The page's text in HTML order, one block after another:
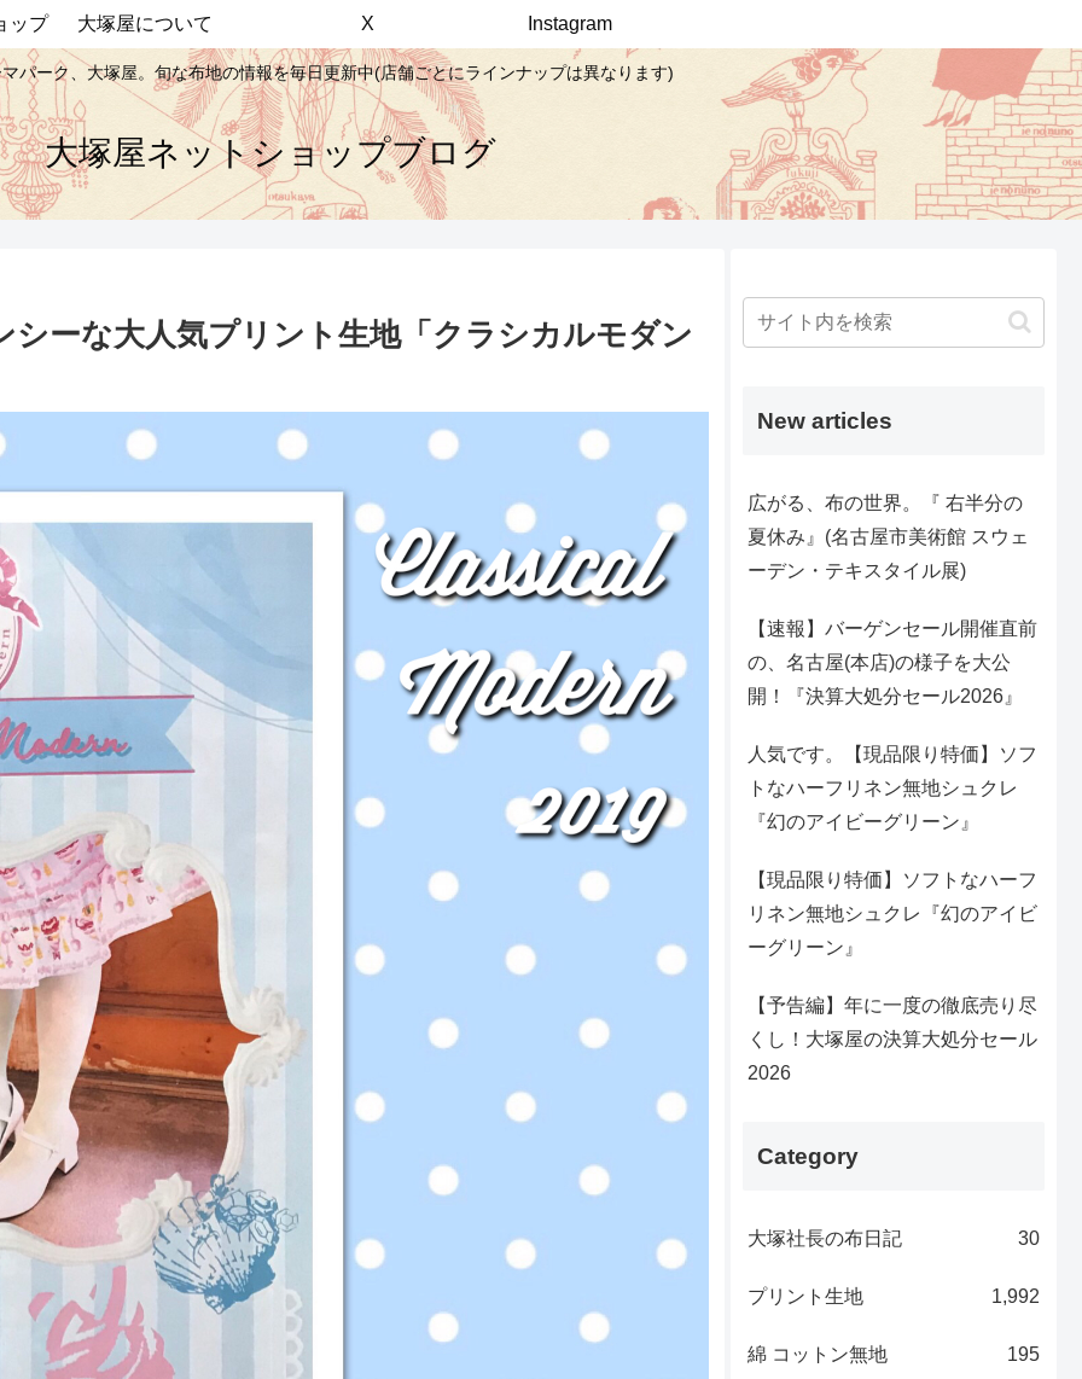
パーク、大塚屋。旬な布地の情報を毎日更新中(店舗ごとにラインナップは異なります)
大塚屋ネットショップブログ
ップ 大塚屋について X Instagram
ーな大人気プリント生地「クラシカルモダン
New articles
広がる、布の世界。『 右半分の
夏休み』(名古屋市美術館 スウェ
ーデン・テキスタイル展)
【速報】バーゲンセール開催直前
の、名古屋(本店)の様子を大公
開！『決算大処分セール2026』
人気です。【現品限り特価】ソフ
トなハーフリネン無地シュクレ
『幻のアイビーグリーン』
【現品限り特価】ソフトなハーフ
リネン無地シュクレ『幻のアイビ
ーグリーン』
【予告編】年に一度の徹底売り尽
くし！大塚屋の決算大処分セール
2026
Category
大塚社長の布日記 30
プリント生地 1,992
綿 コットン無地 195